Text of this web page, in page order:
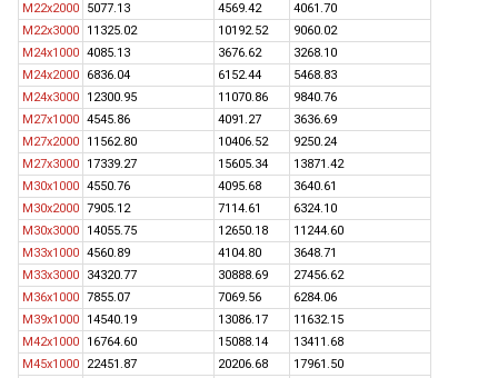
M22x2000
5077.13 4569.42
4061.70
M22x3000
11325.02 10192.52
9060.02
M24x1000 4085.13 3676.62
3268.10
M24x2000
6836.04 6152.44
5468.83
M24x3000
12300.95 11070.86
9840.76
M27x1000 4545.86 4091.27
3636.69
M27x2000
11562.80 10406.52
9250.24
M27x3000
17339.27 15605.34
13871.42
M30x1000 4550.76 4095.68
3640.61
M30x2000 7905.12 7114.61
6324.10
M30x3000
14055.75 12650.18
11244.60
M33x1000 4560.89 4104.80
3648.71
M33x3000
34320.77 30888.69
27456.62
M36x1000 7855.07 7069.56
6284.06
M39x1000
14540.19 13086.17
11632.15
M42x1000
16764.60 15088.14
13411.68
M45x1000
22451.87 20206.68
17961.50